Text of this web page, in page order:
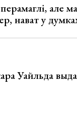
але
нават у
Уайльда